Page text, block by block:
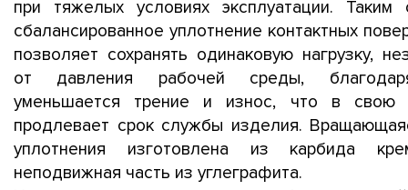
при тяжелых условиях эксплуатации. Таким
сбалансированное уплотнение контактных
позволяет сохранять одинаковую нагрузку,
от давления рабочей среды,
уменьшается трение и износ, что в свою
продлевает срок службы изделия.
уплотнения изготовлена из карбида
неподвижная часть из углеграфита.